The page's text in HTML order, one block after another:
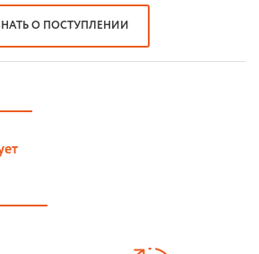
О ПОСТУПЛЕНИИ